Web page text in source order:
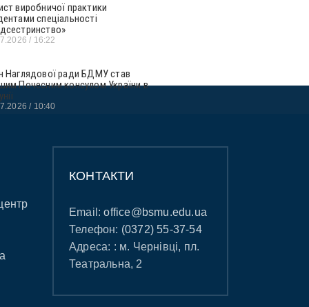
виробничої практики
спеціальності
16:22
Наглядової ради БДМУ став
Почесним консулом України в
10:40
КОНТАКТИ
Email:office@bsmu.edu.ua
Телефон: (0372) 55-37-54
Адреса: : м. Чернівці, пл.
Театральна, 2